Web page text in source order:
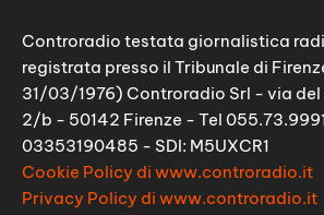
Controradio testata giornalistica
registrata presso il Tribunale di
31/03/1976) Controradio Srl - via del
2/b - 50142 Firenze - Tel
03353190485 - SDI: M5UXCR1
Cookie Policy di www.controradio.it
Privacy Policy di www.controradio.it